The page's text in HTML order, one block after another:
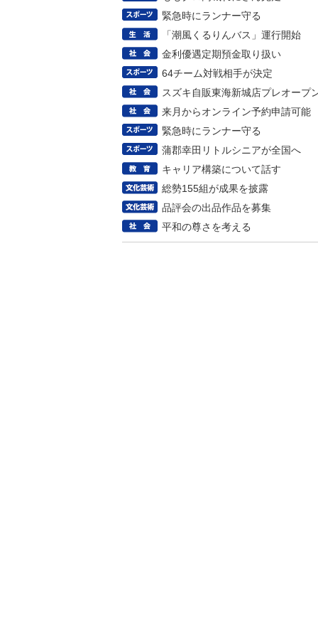
緊急時にランナー守る
「潮風くるりんバス」運行開始
金利優遇定期預金取り扱い
64チーム対戦相手が決定
スズキ自販東海新城店プレオープ
来月からオンライン予約申請可能
緊急時にランナー守る
蒲郡幸田リトルシニアが全国へ
キャリア構築について話す
総勢155組が成果を披露
品評会の出品作品を募集
平和の尊さを考える